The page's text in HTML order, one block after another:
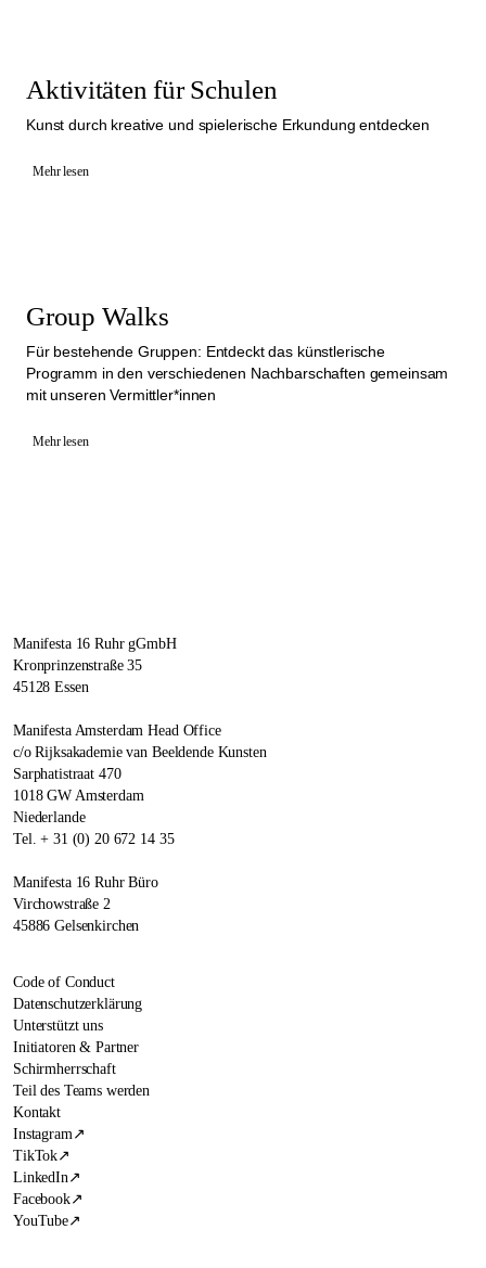
Aktivitäten für Schulen
Kunst durch kreative und spielerische Erkundung entdecken
Mehr lesen
Group Walks
Für bestehende Gruppen: Entdeckt das künstlerische
Programm in den verschiedenen Nachbarschaften gemeinsam
mit unseren Vermittler*innen
Mehr lesen
Manifesta 16 Ruhr gGmbH
Kronprinzenstraße 35
45128 Essen
Manifesta Amsterdam Head Office
c/o Rijksakademie van Beeldende Kunsten
Sarphatistraat 470
1018 GW Amsterdam
Niederlande
Tel. + 31 (0) 20 672 14 35
Manifesta 16 Ruhr Büro
Virchowstraße 2
45886 Gelsenkirchen
Code of Conduct
Datenschutzerklärung
Unterstützt uns
Initiatoren & Partner
Schirmherrschaft
Teil des Teams werden
Kontakt
Instagram ↗
TikTok↗
LinkedIn ↗
Facebook↗
YouTube↗